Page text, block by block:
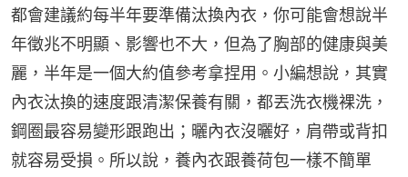
都會建議約每半年要準備汰換內衣，你可能會想說半
年徵兆不明顯、影響也不大，但為了胸部的健康與美
麗，半年是一個大約值參考拿捏用。小編想說，其實
內衣汰換的速度跟清潔保養有關，都丟洗衣機裸洗，
鋼圈最容易變形跟跑出；曬內衣沒曬好，肩帶或背扣
就容易受損。所以說，養內衣跟養荷包一樣不簡單